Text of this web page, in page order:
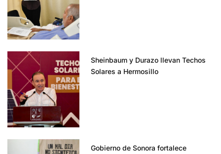
Sheinbaum y Durazo llevan Techos
Solares a Hermosillo
Gobierno de Sonora fortalece